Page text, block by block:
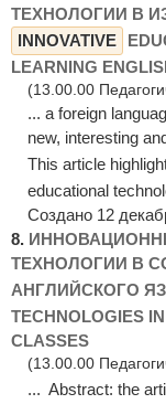
ТЕХНОЛОГИИ В
INNOVATIVE
LEARNING
(13.00.00
... a foreign
new, interesting
This article
educational
Создано 12
8.
ТЕХНОЛОГИИ В
АНГЛИЙСКОГО
TECHNOLOGIES
CLASSES
(13.00.00
... Abstract: the